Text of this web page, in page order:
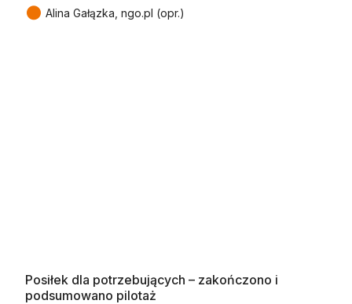
● Alina Gałązka, ngo.pl (opr.)
Posiłek dla potrzebujących – zakończono i
podsumowano pilotaż